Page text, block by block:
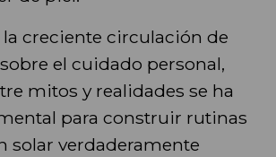
creciente circulación de
el cuidado personal,
mitos y realidades se ha
para construir rutinas
solar verdaderamente